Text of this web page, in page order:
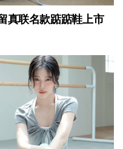
真联名款踮踮鞋上市